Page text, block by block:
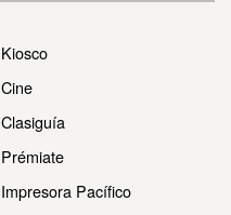
Kiosco
Cine
Clasiguía
Prémiate
Impresora Pacífico